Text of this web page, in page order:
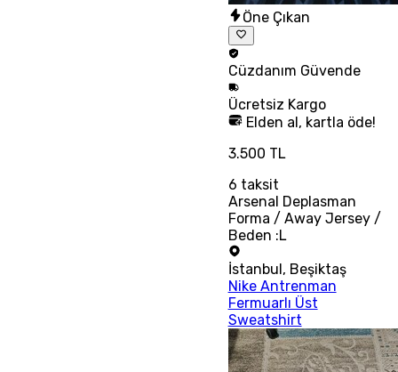
Öne Çıkan
Cüzdanım Güvende
Ücretsiz Kargo
Elden al, kartla öde!
3.500 TL
6 taksit
Arsenal Deplasman
Forma / Away Jersey /
Beden :L
İstanbul , Beşiktaş
Nike Antrenman
Fermuarlı Üst
Sweatshirt